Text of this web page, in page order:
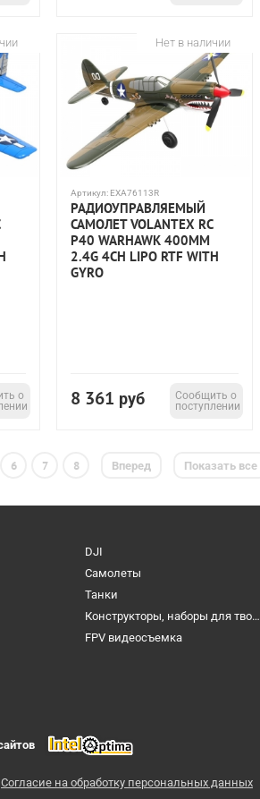
о
Нет в наличии
Артикул: EXA76113R
РАДИОУПРАВЛЯЕМЫЙ
САМОЛЕТ VOLANTEX RC
P40 WARHAWK 400ММ
2.4G 4CH LIPO RTF WITH
GYRO
8 361 руб
Сообщить о
поступлении
6 7 8 Вперед Показать все
DJI
Самолеты
Танки
Конструкторы, наборы для творчества и настольные игры
FPV видеосъемка
Согласие на обработку персональных данных